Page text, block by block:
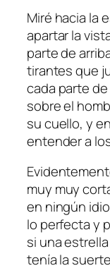
Miré hacia la
apartar la
parte de
tirantes que
cada parte
sobre el
su cuello, y
entender a
muy muy
en ningún
lo perfecta y
si una
tenía la